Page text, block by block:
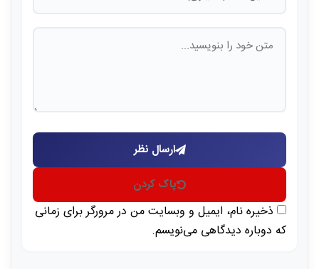
ارسال نظر
پاک کردن
ذخیره نام، ایمیل و وبسایت من در مرورگر برای زمانی
که دوباره دیدگاهی می‌نویسم.